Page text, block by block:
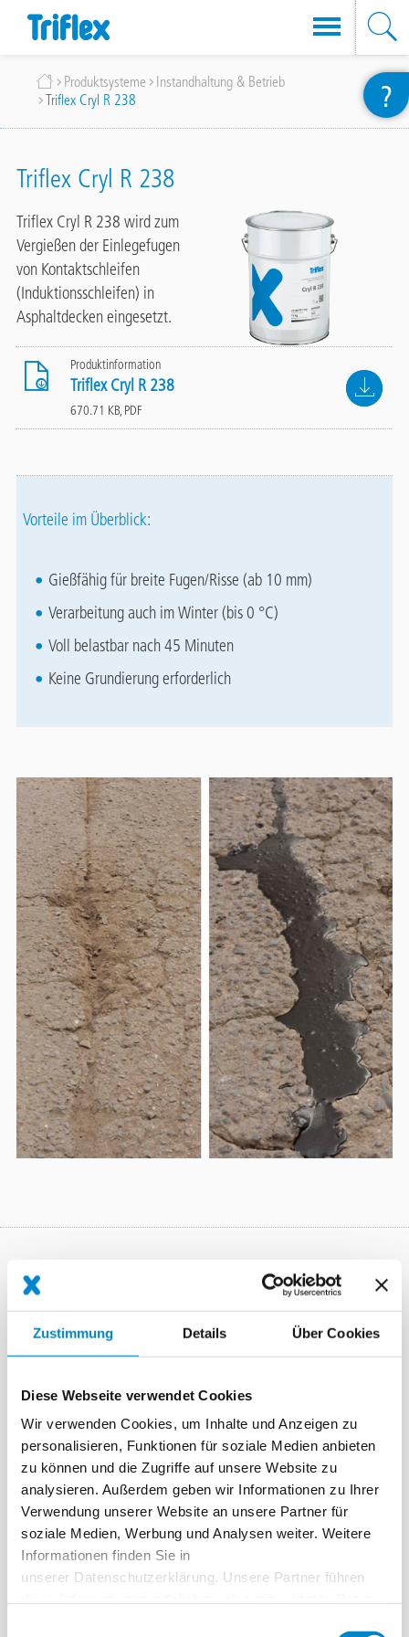
Zustimmung Details Über Cookies
Diese Webseite verwendet Cookies
Wir verwenden Cookies, um Inhalte und Anzeigen zu
personalisieren, Funktionen für soziale Medien anbieten
zu können und die Zugriffe auf unsere Website zu
analysieren. Außerdem geben wir Informationen zu Ihrer
Verwendung unserer Website an unsere Partner für
soziale Medien, Werbung und Analysen weiter. Weitere
Informationen finden Sie in
unserer Datenschutzerklärung. Unsere Partner führen
Breadcrumb
Produktsysteme
Instandhaltung & Betrieb
Triflex Cryl R 238
Triflex Cryl R 238
Triflex Cryl R 238 wird zum
Vergießen der Einlegefugen
von Kontaktschleifen
(Induktionsschleifen) in
Asphaltdecken eingesetzt.
Produktinformation
Triflex Cryl R 238 File
670.71 KB, PDF
Vorteile im Überblick:
Gießfähig für breite Fugen/Risse (ab 10 mm)
Verarbeitung auch im Winter (bis 0 °C)
Voll belastbar nach 45 Minuten
Keine Grundierung erforderlich
Diese Systeme könnten Sie auch
interessieren!
?